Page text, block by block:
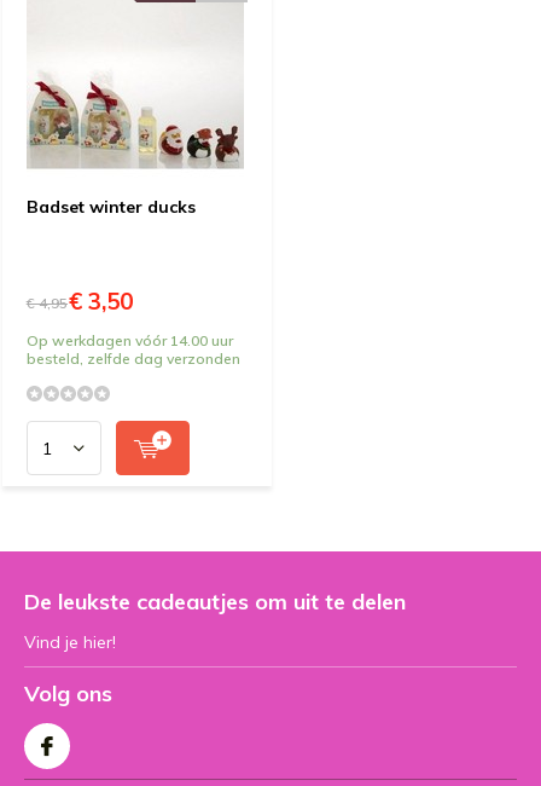
Badset winter ducks
€ 4,95€ 3,50
Op werkdagen vóór 14.00 uur
besteld, zelfde dag verzonden
De leukste cadeautjes om uit te delen
Vind je hier!
Volg ons